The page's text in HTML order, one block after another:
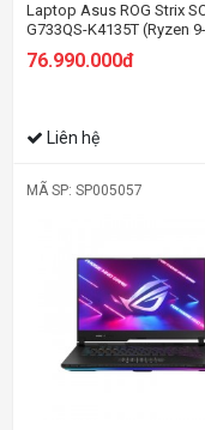
Laptop Asus ROG Strix
G733QS-K4135T (Ryzen 9-
5900HX | 32GB | 1TB | RTX
16GB | 17.3 inch WQHD |
76.990.000đ
Liên hệ
MÃ SP: SP005057